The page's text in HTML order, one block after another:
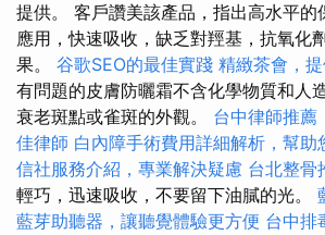
提供。 客戶讚美該產品，指出高水平的
應用，快速吸收，缺乏對羥基，抗氧化
果。 谷歌SEO的最佳實踐 精緻茶會，
有問題的皮膚防曬霜不含化學物質和人
衰老斑點或雀斑的外觀。 台中律師推薦
佳律師 白內障手術費用詳細解析，幫助
信社服務介紹，專業解決疑慮 台北整骨
輕巧，迅速吸收，不要留下油膩的光。
藍芽助聽器，讓聽覺體驗更方便 台中排